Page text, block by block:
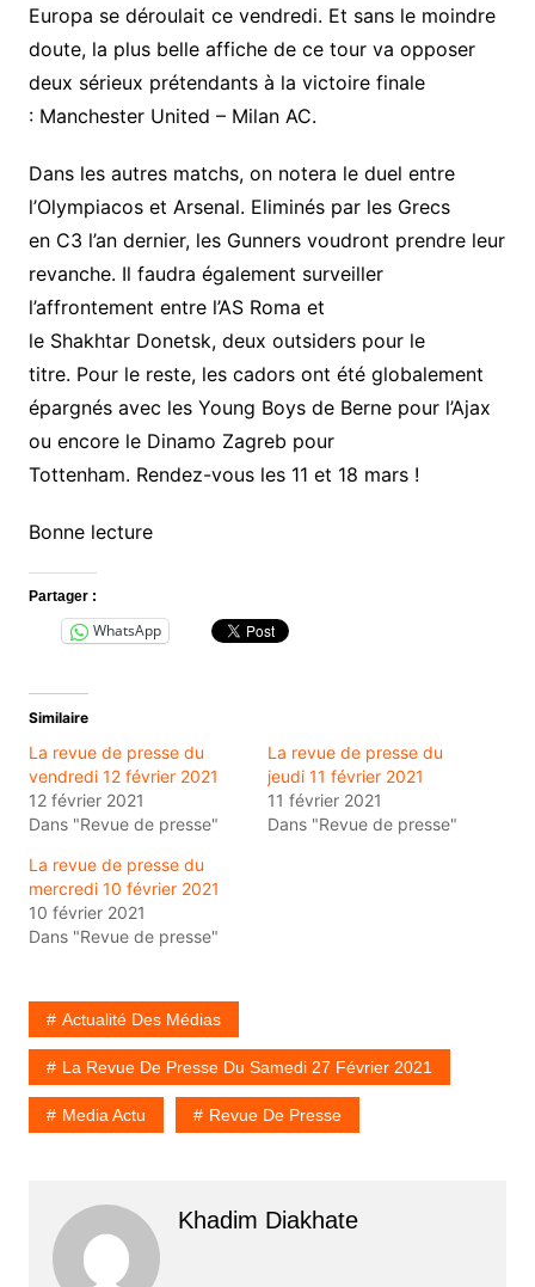
Europa se déroulait ce vendredi. Et sans le moindre
doute, la plus belle affiche de ce tour va opposer
deux sérieux prétendants à la victoire finale
: Manchester United – Milan AC.
Dans les autres matchs, on notera le duel entre
l’Olympiacos et Arsenal. Eliminés par les Grecs
en C3 l’an dernier, les Gunners voudront prendre leur
revanche. Il faudra également surveiller
l’affrontement entre l’AS Roma et
le Shakhtar Donetsk, deux outsiders pour le
titre. Pour le reste, les cadors ont été globalement
épargnés avec les Young Boys de Berne pour l’Ajax
ou encore le Dinamo Zagreb pour
Tottenham. Rendez-vous les 11 et 18 mars !
Bonne lecture
Partager :
WhatsApp
Similaire
La revue de presse du
vendredi 12 février 2021
12 février 2021
Dans "Revue de presse"
La revue de presse du
jeudi 11 février 2021
11 février 2021
Dans "Revue de presse"
La revue de presse du
mercredi 10 février 2021
10 février 2021
Dans "Revue de presse"
Actualité Des Médias
La Revue De Presse Du Samedi 27 Février 2021
Media Actu Revue De Presse
Khadim Diakhate